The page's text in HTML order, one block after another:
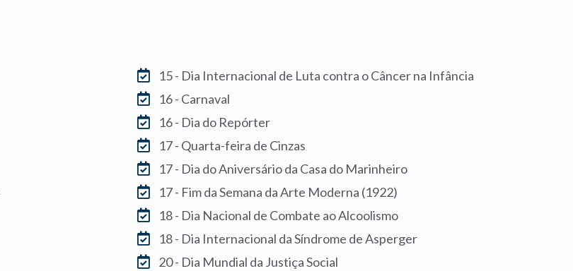
15 - Dia Internacional de Luta contra o Câncer na Infância
16 - Carnaval
16 - Dia do Repórter
17 - Quarta-feira de Cinzas
17 - Dia do Aniversário da Casa do Marinheiro
17 - Fim da Semana da Arte Moderna (1922)
18 - Dia Nacional de Combate ao Alcoolismo
18 - Dia Internacional da Síndrome de Asperger
20 - Dia Mundial da Justiça Social